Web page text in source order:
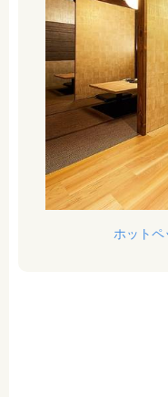
ホットペ